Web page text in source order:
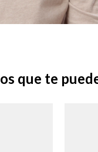
que te